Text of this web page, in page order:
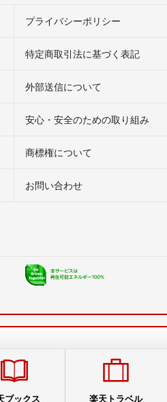
プライバシーポリシー
特定商取引法に基づく表記
外部送信について
安心・安全のための取り組み
商標権について
お問い合わせ
ブックス 楽天トラベル